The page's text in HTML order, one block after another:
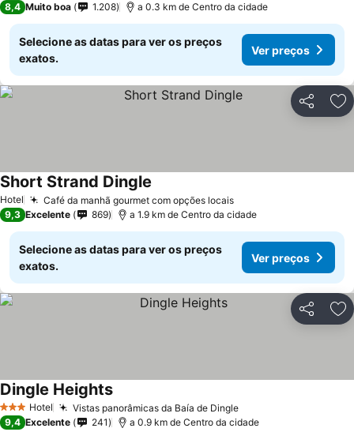
8,4 Muito boa 1.208 a 0.3 km de Centro da cidade
Selecione as datas para ver os preços
exatos.
Ver preços
Partilhar
Hotel Café da manhã gourmet com opções locais
Short Strand Dingle
9,3 Excelente 869 a 1.9 km de Centro da cidade
Selecione as datas para ver os preços
exatos.
Ver preços
Partilhar
3 EstrelasHotel Vistas panorâmicas da Baía de Dingle
Dingle Heights
9,4 Excelente 241 a 0.9 km de Centro da cidade